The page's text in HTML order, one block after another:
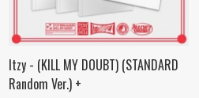
Itzy - (KILL MY DOUBT) (STANDARD
Random Ver.) +